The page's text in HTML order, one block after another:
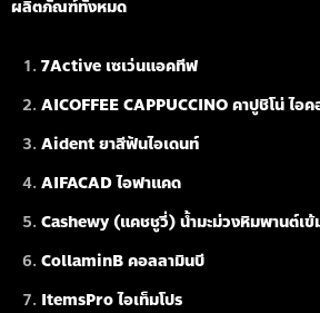
ผลิตภัณฑ์ทั้งหมด
7Active เซเว่นแอคทีฟ
AICOFFEE CAPPUCCINO คาปูชิโน่ ไอ
Aident ยาสีฟันไอเดนท์
AIFACAD ไอฟาแคด
Cashewy (แคชชูวี่) น้ำมะม่วงหิมพานต์เ
CollaminB คอลลามินบี
ItemsPro ไอเท็มโปร